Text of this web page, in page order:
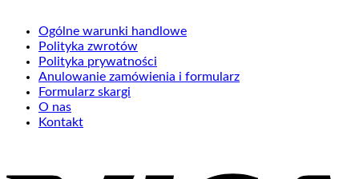
Ogólne warunki handlowe
Polityka zwrotów
Polityka prywatności
Anulowanie zamówienia i formularz
Formularz skargi
O nas
Kontakt